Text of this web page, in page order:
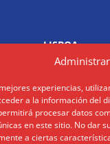
experiencias,
a la información del
procesar datos
en este sitio. No dar
a ciertas
LISBOA
R. Joaquim
Tel: (+34) 952